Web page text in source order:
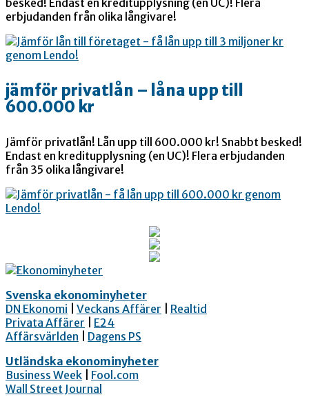
erbjudanden från olika långivare!
jämför privatlån – låna upp till
600.000 kr
Jämför privatlån! Lån upp till 600.000 kr! Snabbt besked!
Endast en kreditupplysning (en UC)! Flera erbjudanden
från 35 olika långivare!
Svenska ekonominyheter
DN Ekonomi
Veckans Affärer
Realtid
Privata Affärer
E24
Affärsvärlden
Dagens PS
Utländska ekonominyheter
Business Week
Fool.com
Wall Street Journal